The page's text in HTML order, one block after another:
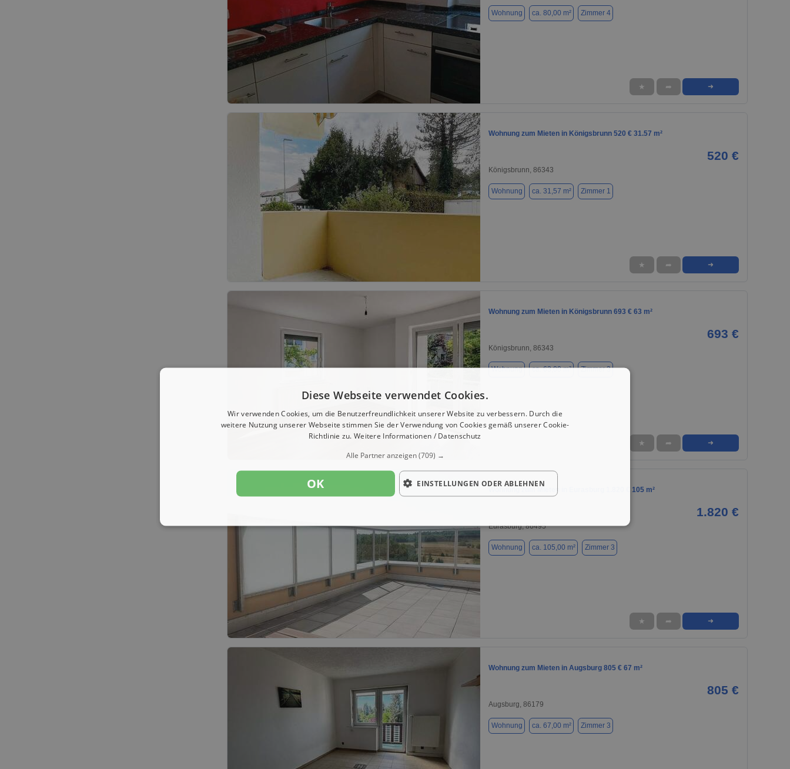
Wohnung ca. 80,00 m² Zimmer 4
★ ➦ ➜
Wohnung zum Mieten in Königsbrunn 520 € 31.57 m²
520 €
Königsbrunn, 86343
Wohnung ca. 31,57 m² Zimmer 1
★ ➦ ➜
Wohnung zum Mieten in Königsbrunn 693 € 63 m²
693 €
Königsbrunn, 86343
Wohnung ca. 63,00 m² Zimmer 3
★ ➦ ➜
1 / 1
Wohnung zum Mieten in Eurasburg 1.820 € 105 m²
1.820 €
Eurasburg, 86495
Wohnung ca. 105,00 m² Zimmer 3
★ ➦ ➜
Wohnung zum Mieten in Augsburg 805 € 67 m²
805 €
Augsburg, 86179
Wohnung ca. 67,00 m² Zimmer 3
Diese Webseite verwendet Cookies.
Wir verwenden Cookies, um die Benutzerfreundlichkeit unserer Website zu verbessern. Durch die
weitere Nutzung unserer Webseite stimmen Sie der Verwendung von Cookies gemäß unserer Cookie-
Richtlinie zu. Weitere Informationen / Datenschutz
Alle Partner anzeigen(709) →
OK EINSTELLUNGEN ODER ABLEHNEN